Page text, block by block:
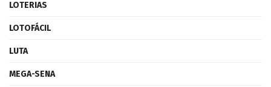
LOTERIAS
LOTOFÁCIL
LUTA
MEGA-SENA